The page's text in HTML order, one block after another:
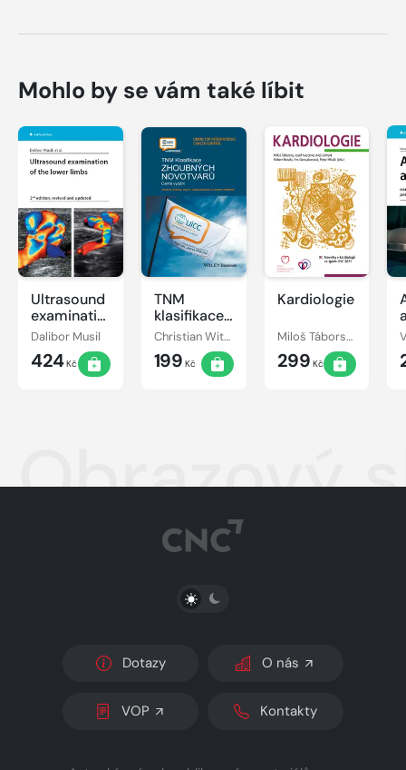
Mohlo by se vám také líbit
Ultrasound
examination
of the
lower limbs
Dalibor Musil
424Kč
TNM
klasifikace
zhoubných
novotvarů
Christian Wittekind, James D. Brierley, Mary K. Gospodarowicz
199 Kč
Kardiologie
Miloš Táborský, Josef Kautzner, Aleš Linhart
299 Kč
Obrazový
PŘEPNOUT SVĚTLÝ/TMAVÝ REŽIM
Dotazy O nás
VOP Kontakty